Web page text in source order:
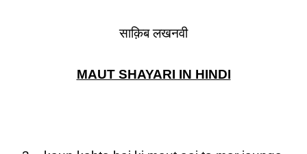
साक़िब लखनवी
MAUT SHAYARI IN HINDI